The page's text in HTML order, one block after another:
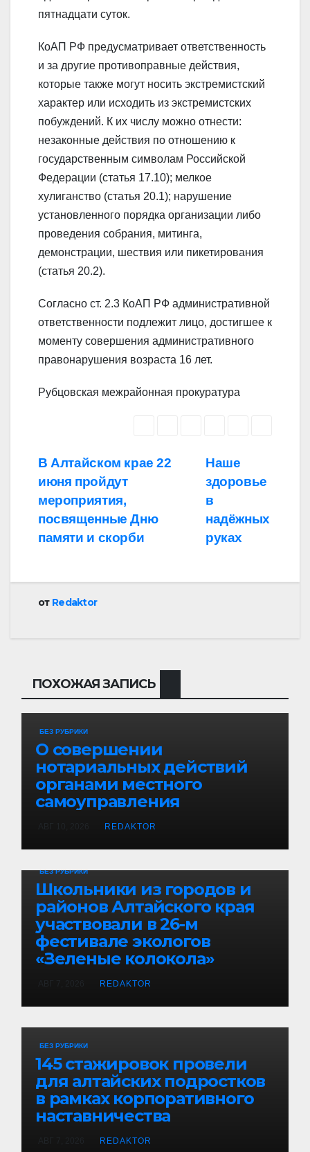
пятнадцати суток.
КоАП РФ предусматривает ответственность
и за другие противоправные действия,
которые также могут носить экстремистский
характер или исходить из экстремистских
побуждений. К их числу можно отнести:
незаконные действия по отношению к
государственным символам Российской
Федерации (статья 17.10); мелкое
хулиганство (статья 20.1); нарушение
установленного порядка организации либо
проведения собрания, митинга,
демонстрации, шествия или пикетирования
(статья 20.2).
Согласно ст. 2.3 КоАП РФ административной
ответственности подлежит лицо, достигшее к
моменту совершения административного
правонарушения возраста 16 лет.
Рубцовская межрайонная прокуратура
Навигация
по
записям
Наше
здоровье
в
надёжных
руках
В Алтайском крае 22
июня пройдут
мероприятия,
посвященные Дню
памяти и скорби
от Redaktor
ПОХОЖАЯ ЗАПИСЬ
БЕЗ РУБРИКИ
О совершении
нотариальных действий
органами местного
самоуправления
REDAKTOR
БЕЗ РУБРИКИ
Школьники из городов и
районов Алтайского края
участвовали в 26-м
фестивале экологов
«Зеленые колокола»
REDAKTOR
БЕЗ РУБРИКИ
145 стажировок провели
для алтайских подростков
в рамках корпоративного
наставничества
REDAKTOR